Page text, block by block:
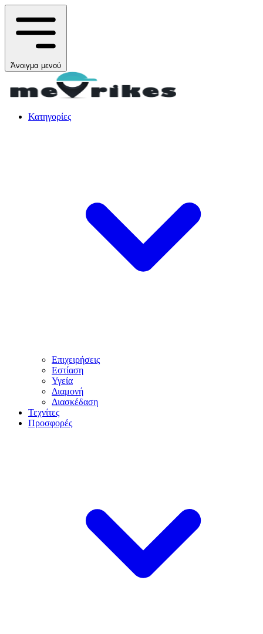
Άνοιγμα μενού
Κατηγορίες
Επιχειρήσεις
Εστίαση
Υγεία
Διαμονή
Διασκέδαση
Τεχνίτες
Προσφορές